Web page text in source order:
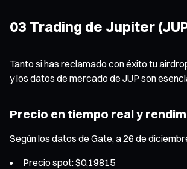
03 Trading de Jupiter
Tanto si has reclamado con éxito tu
y los datos de mercado de JUP son
Precio en tiempo real y
Según los datos de Gate, a 26 de
Precio spot: $0,19815